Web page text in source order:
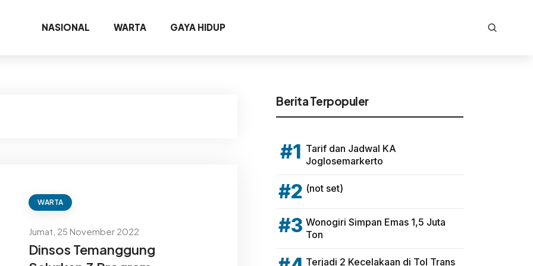
NASIONAL WARTA GAYA HIDUP
WARTA
Jumat, 25 November 2022
Dinsos Temanggung
Berita Terpopuler
#1 Tarif dan Jadwal KA
Joglosemarkerto
#2 (not set)
#3 Wonogiri Simpan Emas 1,5 Juta
Ton
Terjadi 2 Kecelakaan di Tol Trans